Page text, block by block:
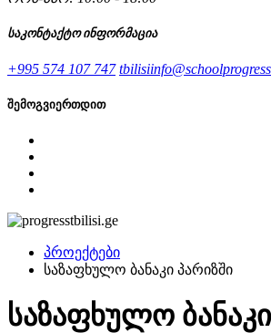
საკონტაქტო ინფორმაცია
+995 574 107 747
შემოგვიერთდით
პროექტები
საზაფხულო ბანაკი პარიზში
საზაფხულო